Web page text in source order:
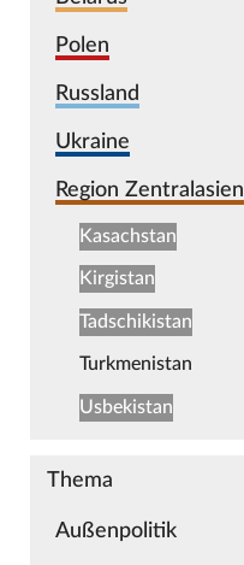
Polen
Russland
Ukraine
Region Zentralasien
Kasachstan
Kirgistan
Tadschikistan
Turkmenistan
Usbekistan
Thema
Außenpolitik